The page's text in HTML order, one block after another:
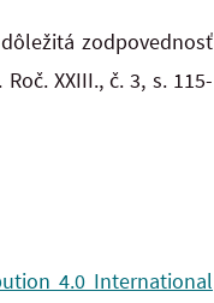
zodpovednosť
XXIII., č. 3, s. 115-
4.0 International